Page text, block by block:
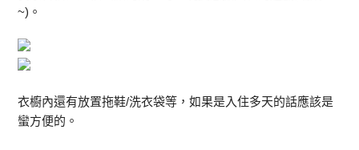
~)。
衣櫥內還有放置拖鞋/洗衣袋等，如果是入住多天的話應該是
蠻方便的。